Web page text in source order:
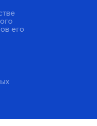
его